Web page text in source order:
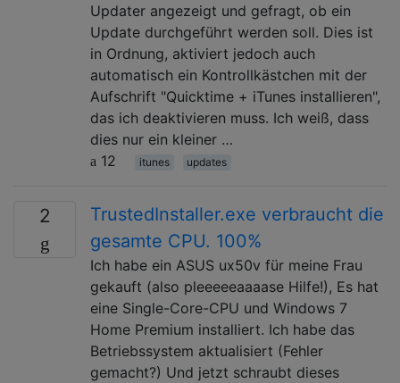
Updater angezeigt und gefragt, ob ein
Update durchgeführt werden soll. Dies ist
in Ordnung, aktiviert jedoch auch
automatisch ein Kontrollkästchen mit der
Aufschrift "Quicktime + iTunes installieren",
das ich deaktivieren muss. Ich weiß, dass
dies nur ein kleiner …
12
itunes updates
2
TrustedInstaller.exe verbraucht die
gesamte CPU. 100%
Ich habe ein ASUS ux50v für meine Frau
gekauft (also pleeeeeaaaase Hilfe!), Es hat
eine Single-Core-CPU und Windows 7
Home Premium installiert. Ich habe das
Betriebssystem aktualisiert (Fehler
gemacht?) Und jetzt schraubt dieses